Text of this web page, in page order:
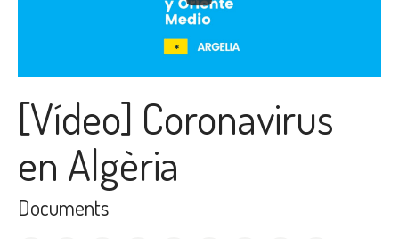
[Vídeo] Coronavirus
en Algèria
Documents